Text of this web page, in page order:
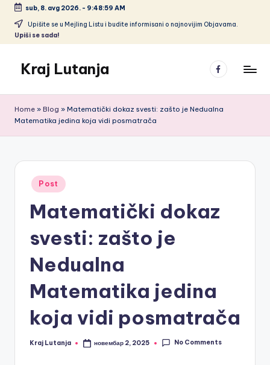
Skip
sub, 8. avg 2026.- 9:49:00 AM
Upišite se u Mejling Listu i budite informisani o najnovijim Objavama.
Upiši se sada!
Kraj Lutanja Facebook
Home » Blog » Matematički dokaz svesti: zašto je Nedualna
Matematika jedina koja vidi posmatrača
Posted
in
Post
Matematički dokaz
svesti: zašto je
Nedualna
Matematika jedina
koja vidi posmatrača
Posted
Kraj Lutanja новембар 2, 2025 No Comments